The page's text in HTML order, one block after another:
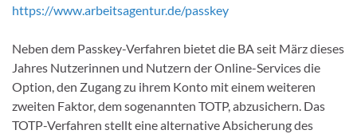
https://www.arbeitsagentur.de/passkey
Neben dem Passkey-Verfahren bietet die BA seit März dieses
Jahres Nutzerinnen und Nutzern der Online-Services die
Option, den Zugang zu ihrem Konto mit einem weiteren
zweiten Faktor, dem sogenannten TOTP, abzusichern. Das
TOTP-Verfahren stellt eine alternative Absicherung des